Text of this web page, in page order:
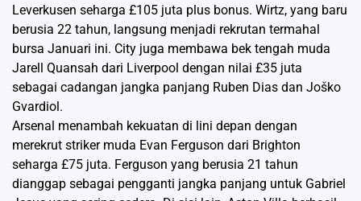
Leverkusen seharga £105 juta plus bonus. Wirtz, yang baru
berusia 22 tahun, langsung menjadi rekrutan termahal
bursa Januari ini. City juga membawa bek tengah muda
Jarell Quansah dari Liverpool dengan nilai £35 juta
sebagai cadangan jangka panjang Ruben Dias dan Joško
Gvardiol.
Arsenal menambah kekuatan di lini depan dengan
merekrut striker muda Evan Ferguson dari Brighton
seharga £75 juta. Ferguson yang berusia 21 tahun
dianggap sebagai pengganti jangka panjang untuk Gabriel